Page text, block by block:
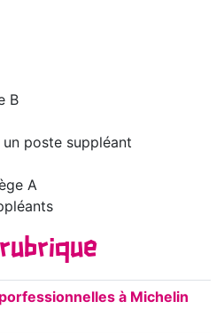
B
poste suppléant
A
rubrique
à Michelin